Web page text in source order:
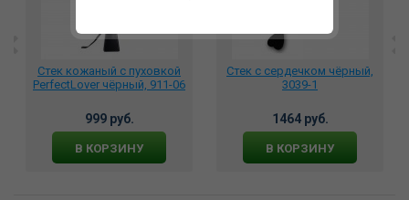
Стек кожаный с пуховкой
PerfectLover чёрный, 911-06
999 руб.
В КОРЗИНУ
Стек с сердечком чёрный,
3039-1
1464 руб.
В КОРЗИНУ